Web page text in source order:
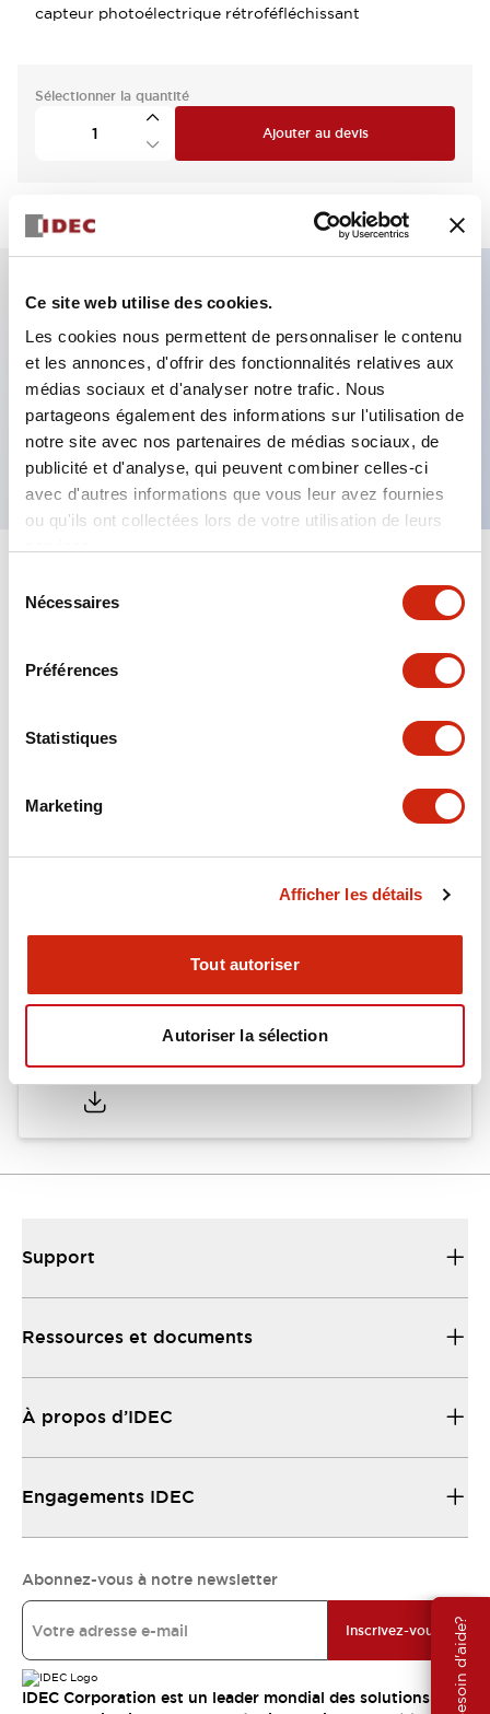
Ce site web utilise des cookies.
Les cookies nous permettent de personnaliser le contenu
et les annonces, d'offrir des fonctionnalités relatives aux
médias sociaux et d'analyser notre trafic. Nous
partageons également des informations sur l'utilisation de
notre site avec nos partenaires de médias sociaux, de
publicité et d'analyse, qui peuvent combiner celles-ci
avec d'autres informations que vous leur avez fournies
ou qu'ils ont collectées lors de votre utilisation de leurs
Nécessaires
Préférences
Statistiques
Marketing
Afficher les détails
Tout autoriser
Autoriser la sélection
Besoin d'aide?
capteur photoélectrique rétroféfléchissant
Sélectionner la quantité
Ajouter au devis
Caractéristiques clés
Câble rétro-réfléchissant polarisé 5 m Sortie PNP
Mode Dark-On
Portée de détection de 200 mm
Tout développer+
Mounting and Installation Specifications
Catalogues Et Brochures Fiche Technique
SA1E Catalog
05/09/2025.PDF2.45MB
Support
Ressources et documents
À propos d’IDEC
Engagements IDEC
Abonnez-vous à notre newsletter
Inscrivez-vous
IDEC Corporation est un leader mondial des solutions